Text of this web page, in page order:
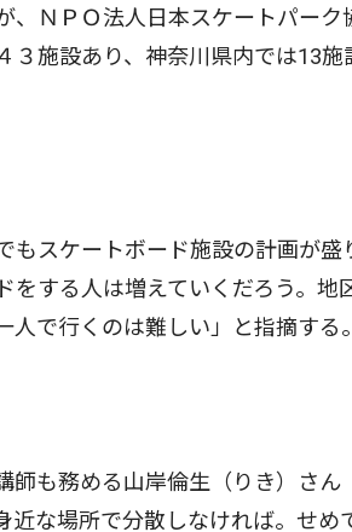
ＮＰＯ法人日本スケートパーク
３施設あり、神奈川県内では13
スケートボード施設の計画が盛
をする人は増えていくだろう。
で行くのは難しい」と指摘する。
も務める山岸倫生（りき）さん
近な場所で分散しなければ。せ